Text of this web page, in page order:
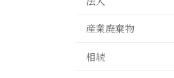
産業廃棄物
相続